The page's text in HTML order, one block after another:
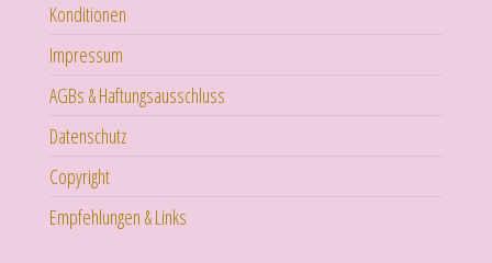
Konditionen
Impressum
AGBs & Haftungsausschluss
Datenschutz
Copyright
Empfehlungen & Links